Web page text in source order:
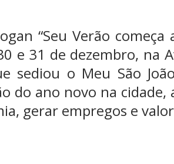
“Seu Verão
e 31 de dezembro, na
sediou o Meu São
do ano novo na
gerar empregos e